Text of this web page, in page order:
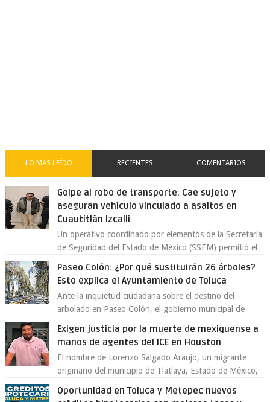
LO MÁS LEÍDO RECIENTES COMENTARIOS
Golpe al robo de transporte: Cae sujeto y
aseguran vehículo vinculado a asaltos en
Cuautitlán Izcalli
Un operativo coordinado por elementos de la Secretaría
de Seguridad del Estado de México (SSEM) permitió el
Paseo Colón: ¿Por qué sustituirán 26 árboles?
Esto explica el Ayuntamiento de Toluca
Ante la inquietud ciudadana sobre el destino del
arbolado en Paseo Colón, el gobierno municipal de
Exigen justicia por la muerte de mexiquense a
manos de agentes del ICE en Houston
El nombre de Lorenzo Salgado Araujo, un migrante
originario del municipio de Tlatlaya, Estado de México,
Oportunidad en Toluca y Metepec nuevos